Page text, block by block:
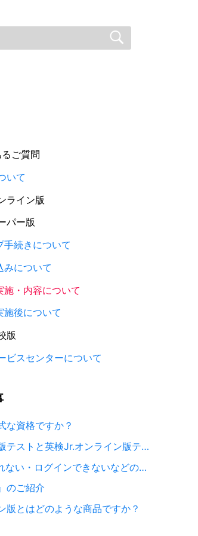
ご質問
いて
ライン版
パー版
手続きについて
みについて
施・内容について
施後について
版
ビスセンターについて
な資格ですか？
英検Jr.ペーパー版テストと英検Jr.オンライン版テストの違いは何ですか？
テストが受けられない・ログインできないなどのトラブル発生時にお試しください。
のご紹介
版とはどのような商品ですか？